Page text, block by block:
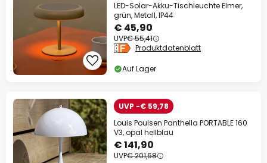
LED-Solar-Akku-Tischleuchte Elmer,
grün, Metall, IP44
€ 45,90
UVP€ 55,41
Produktdatenblatt
Auf Lager
UVP -€ 59,78
Louis Poulsen Panthella PORTABLE 160
V3, opal hellblau
€ 141,90
UVP€ 201,68